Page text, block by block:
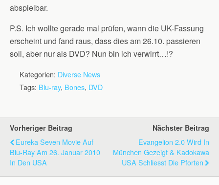
abspielbar.
P.S. Ich wollte gerade mal prüfen, wann die UK-Fassung
erscheint und fand raus, dass dies am 26.10. passieren
soll, aber nur als DVD? Nun bin ich verwirrt…!?
Kategorien: Diverse News
Tags: Blu-ray, Bones, DVD
Vorheriger Beitrag
Eureka Seven Movie Auf
Blu-Ray Am 26. Januar 2010
In Den USA
Nächster Beitrag
Evangelion 2.0 Wird In
München Gezeigt & Kadokawa
USA Schliesst Die Pforten